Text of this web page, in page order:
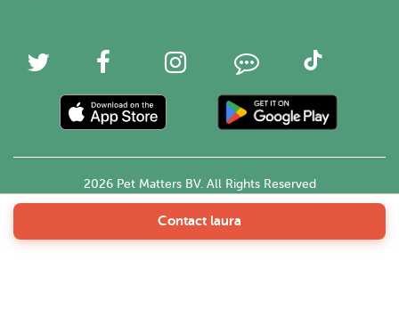
Contact laura
2026 Pet Matters BV. All Rights Reserved